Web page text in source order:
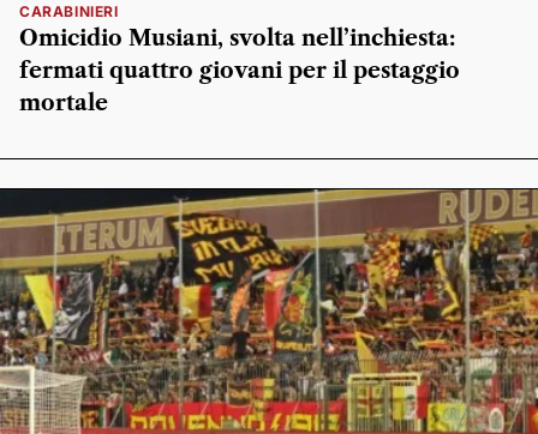
CARABINIERI
Omicidio Musiani, svolta nell’inchiesta:
fermati quattro giovani per il pestaggio
mortale